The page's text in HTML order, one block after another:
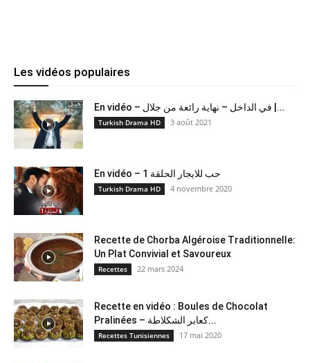
Les vidéos populaires
En vidéo – في الداخل – نهاية رائعة من جلال |...
Turkish Drama HD 3 août 2021
En vidéo – حب للايجار الحلقة 1
Turkish Drama HD 4 novembre 2020
Recette de Chorba Algéroise Traditionnelle:
Un Plat Convivial et Savoureux
Recettes 22 mars 2024
Recette en vidéo : Boules de Chocolat
Pralinées – كعابر الشكلاطة...
Recettes Tunisiennes 17 mai 2020